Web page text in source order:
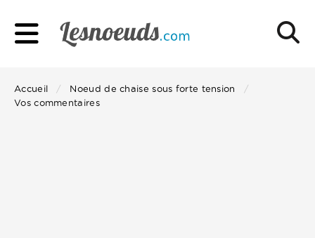
Accueil
Noeud de chaise sous forte tension
Vos commentaires